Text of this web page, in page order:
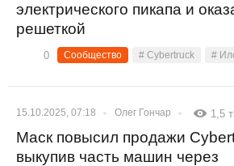
электрического пикапа и
решеткой
0 Сообщество # Cybertruck #
15.10.2025, 07:18 Олег Гончар 1,5
Маск повысил продажи
выкупив часть машин через